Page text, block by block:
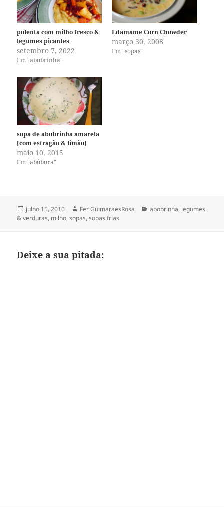
polenta com milho fresco &
legumes picantes
setembro 7, 2022
Em "abobrinha"
Edamame Corn Chowder
março 30, 2008
Em "sopas"
sopa de abobrinha amarela
[com estragão & limão]
maio 10, 2015
Em "abóbora"
Publicado
em
julho 15, 2010 Autor
Fer GuimaraesRosa Categorias
abobrinha, legumes
& verduras, milho,sopas,sopas frias
Deixe a sua pitada: